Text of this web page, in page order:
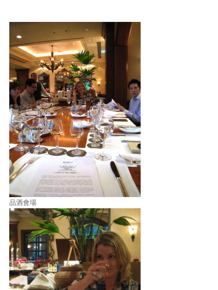
日記簿
餐桌週記
享樂隨手拍
照相簿
影音區
創意出版服務
歷史區
關於Yilan
個人著作
活動實況記錄
媒體報導一覽
合作與代言
訂閱電子報
品酒會場